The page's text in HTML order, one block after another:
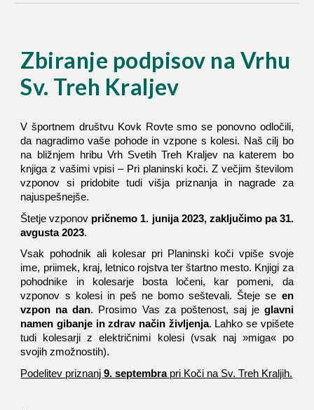
Zbiranje podpisov na Vrhu
Sv. Treh Kraljev
V športnem društvu Kovk Rovte smo se ponovno odločili,
da nagradimo vaše pohode in vzpone s kolesi. Naš cilj bo
na bližnjem hribu Vrh Svetih Treh Kraljev na katerem bo
knjiga z vašimi vpisi – Pri planinski koči. Z večjim številom
vzponov si pridobite tudi višja priznanja in nagrade za
najuspešnejše.
Štetje vzponov pričnemo 1. junija 2023, zaključimo pa 31.
avgusta 2023.
Vsak pohodnik ali kolesar pri Planinski koči vpiše svoje
ime, priimek, kraj, letnico rojstva ter štartno mesto. Knjigi za
pohodnike in kolesarje bosta ločeni, kar pomeni, da
vzponov s kolesi in peš ne bomo seštevali. Šteje se en
vzpon na dan. Prosimo Vas za poštenost, saj je glavni
namen gibanje in zdrav način življenja. Lahko se vpišete
tudi kolesarji z električnimi kolesi (vsak naj »miga« po
svojih zmožnostih).
Podelitev priznanj9. septembrapri Koči na Sv. Treh Kraljih.